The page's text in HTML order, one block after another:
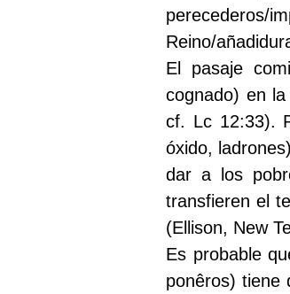
Reino/
El pasaje
cognado) en
cf. Lc 12:33).
óxido,
dar a los
transfieren el
(Ellison, New
Es probable
ponêros) tiene